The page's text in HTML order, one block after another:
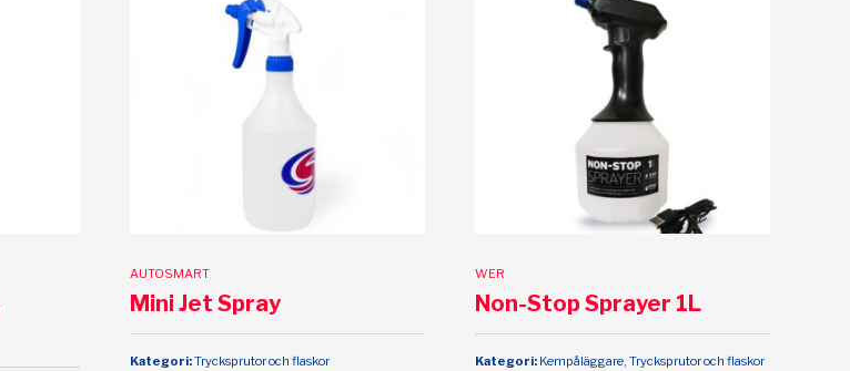
AUTOSMART
Mini Jet Spray
Kategori:Trycksprutor och flaskor
WER
Non-Stop Sprayer 1L
Kategori: Kempåläggare, Trycksprutor och flaskor